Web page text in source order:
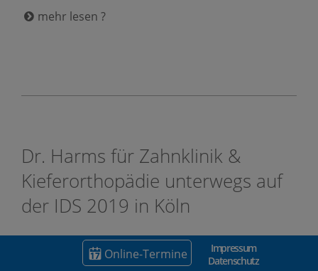
Online-Termine
Impressum
Datenschutz
mehr lesen ?
Dr. Harms für Zahnklinik &
Kieferorthopädie unterwegs auf
der IDS 2019 in Köln